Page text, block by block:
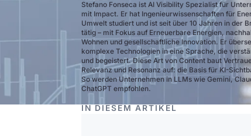
Stefano Fonseca ist AI Visibility Spezialist für
mit Impact. Er hat Ingenieurwissenschaften für
Umwelt studiert und ist seit über 10 Jahren in der
tätig – mit Fokus auf Erneuerbare Energien,
Wohnen und gesellschaftliche Innovation. Er
komplexe Technologien in eine Sprache, die
und begeistert. Diese Art von Content baut
Relevanz und Resonanz auf: die Basis für KI-
So werden Unternehmen in LLMs wie Gemini,
ChatGPT empfohlen.
IN DIESEM ARTIKEL